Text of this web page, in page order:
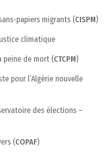
papiers migrants (CISPM)
climatique
peine de mort (CTCPM)
pour l’Algérie nouvelle
des élections –
(COPAF)